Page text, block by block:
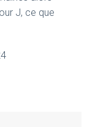
J, ce que